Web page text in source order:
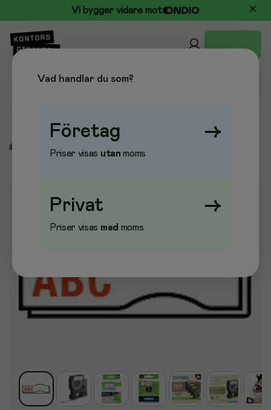
Vi bygger vidare mot
Vad handlar du som?
Företag →
Priser visas utan moms
Privat →
Priser visas med moms